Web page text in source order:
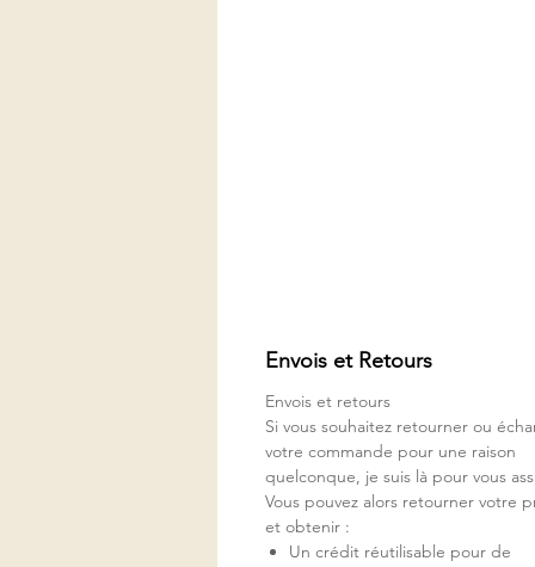
Envois et Retours
Envois et retours
Si vous souhaitez retourner ou
votre commande pour une raison
quelconque, je suis là pour vous
Vous pouvez alors retourner votre
et obtenir :
Un crédit réutilisable pour de